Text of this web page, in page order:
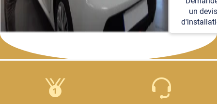
détails
techniques et
logistiques.
un devis